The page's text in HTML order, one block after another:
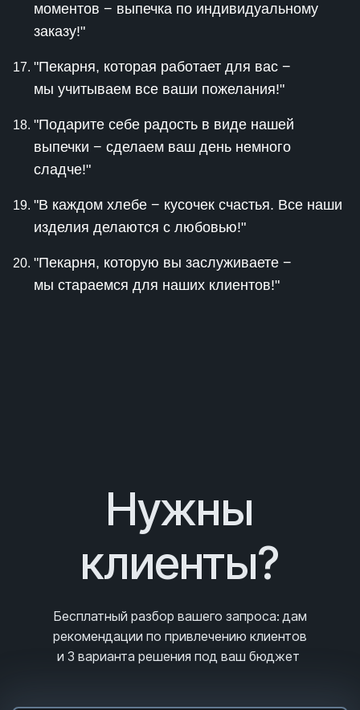
моментов − выпечка по индивидуальному
заказу!"
"Пекарня, которая работает для вас −
мы учитываем все ваши пожелания!"
"Подарите себе радость в виде нашей
выпечки − сделаем ваш день немного
сладче!"
"В каждом хлебе − кусочек счастья. Все наши
изделия делаются с любовью!"
"Пекарня, которую вы заслуживаете −
мы стараемся для наших клиентов!"
Нужны
клиенты?
Бесплатный разбор вашего запроса: дам
рекомендации по привлечению клиентов
и 3 варианта решения под ваш бюджет